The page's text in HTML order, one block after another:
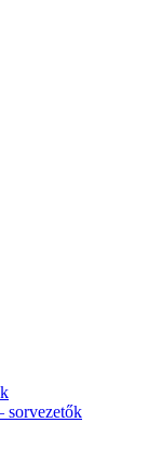
sorvezetők